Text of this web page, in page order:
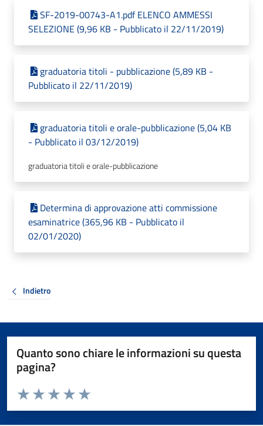
SF-2019-00743-A1.pdf ELENCO AMMESSI
SELEZIONE (9,96 KB - Pubblicato il 22/11/2019)
graduatoria titoli - pubblicazione (5,89 KB -
Pubblicato il 22/11/2019)
graduatoria titoli e orale-pubblicazione (5,04 KB
- Pubblicato il 03/12/2019)
graduatoria titoli e orale-pubblicazione
Determina di approvazione atti commissione
esaminatrice (365,96 KB - Pubblicato il
02/01/2020)
Indietro
Quanto sono chiare le informazioni su questa
pagina?
Valuta da 1 a 5 stelle la pagina
Valuta 5 stelle su 5
Valuta 4 stelle su 5
Valuta 3 stelle su 5
Valuta 2 stelle su 5
Valuta 1 stelle su 5